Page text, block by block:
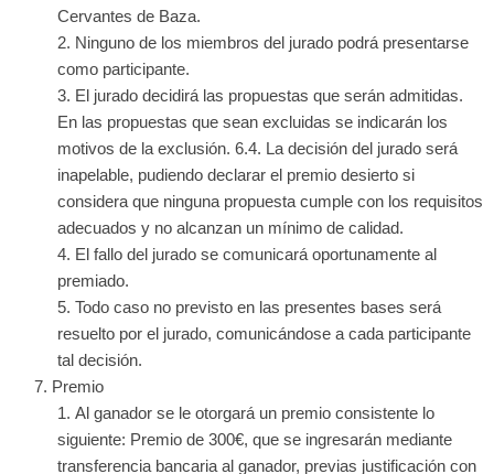
Cervantes de Baza.
Ninguno de los miembros del jurado podrá presentarse
como participante.
El jurado decidirá las propuestas que serán admitidas.
En las propuestas que sean excluidas se indicarán los
motivos de la exclusión. 6.4. La decisión del jurado será
inapelable, pudiendo declarar el premio desierto si
considera que ninguna propuesta cumple con los requisitos
adecuados y no alcanzan un mínimo de calidad.
El fallo del jurado se comunicará oportunamente al
premiado.
Todo caso no previsto en las presentes bases será
resuelto por el jurado, comunicándose a cada participante
tal decisión.
Premio
Al ganador se le otorgará un premio consistente lo
siguiente: Premio de 300€, que se ingresarán mediante
transferencia bancaria al ganador, previas justificación con